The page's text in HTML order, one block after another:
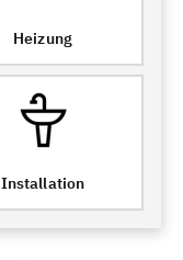
Heizung
Installation